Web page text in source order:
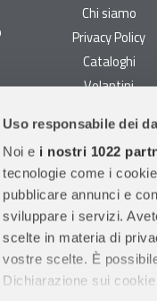
Uso responsabile dei
Noi e i nostri 1022
tecnologie come i
pubblicare annunci e
sviluppare i servizi.
scelte in materia di
vostre scelte. È
Dichiarazione sui
Chi siamo
Privacy Policy
Cataloghi
Volantini
DURC e
Rilevazione
Radiatori